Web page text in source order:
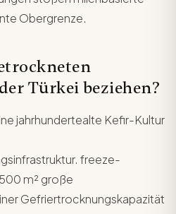
Obergrenze.
Türkei beziehen?
jahrhundertealte Kefir-Kultur
freeze-
m² große
Gefriertrocknungskapazität